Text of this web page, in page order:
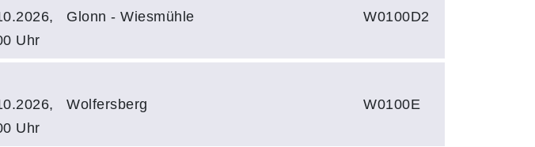
Uhr
Glonn - Wiesmühle W0100D2
Uhr
Wolfersberg W0100E